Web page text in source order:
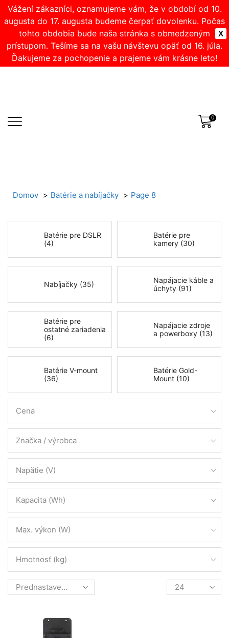
X
Vážení zákazníci, oznamujeme vám, že v období od 10.
augusta do 17. augusta budeme čerpať dovolenku. Počas
tohto obdobia bude naša stránka s obmedzeným
prístupom. Tešíme sa na vašu návštevu opäť od 16. júla.
Ďakujeme za pochopenie a prajeme vám krásne leto!
0
Domov Batérie a nabíjačky Page 8
Batérie pre DSLR
(4)
Batérie pre
kamery (30)
Nabíjačky (35)
Napájacie káble a
úchyty (91)
Batérie pre
ostatné zariadenia
(6)
Napájacie zdroje
a powerboxy (13)
Batérie V-mount
(36)
Batérie Gold-
Mount (10)
Cena
Značka / výrobca
Napätie (V)
Kapacita (Wh)
Max. výkon (W)
Hmotnosť (kg)
Products
per